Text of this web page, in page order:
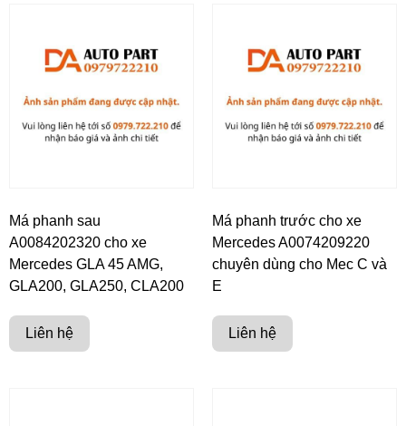
Má phanh sau
A0084202320 cho xe
Mercedes GLA 45 AMG,
GLA200, GLA250, CLA200
Liên hệ
Má phanh trước cho xe
Mercedes A0074209220
chuyên dùng cho Mec C và
E
Liên hệ